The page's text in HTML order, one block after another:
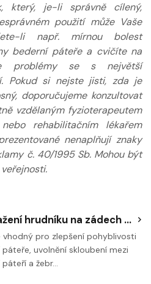
který, je-li správně cílený,
použití může Vaše
li např. mírnou bolest
bederní páteře a cvičíte na
problémy se s největší
Pokud si nejste jisti, zda je
doporučujeme konzultovat
vzdělaným fyzioterapeutem
rehabilitačním lékařem
nenaplňují znaky
č. 40/1995 Sb. Mohou být
Protažení hrudníku na zádech na overballu
vhodný pro zlepšení pohyblivosti
páteře, uvolnění skloubení mezi
páteří a žebr…